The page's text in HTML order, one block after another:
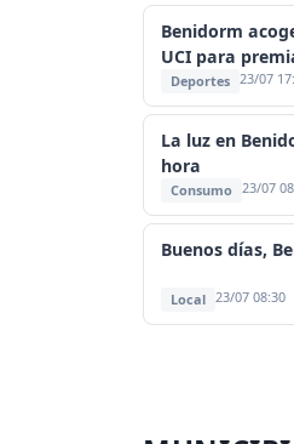
Benidorm
UCI para
Deportes 23/07
La luz en
hora
Consumo 23/07
Buenos días,
Local 23/07 08:30